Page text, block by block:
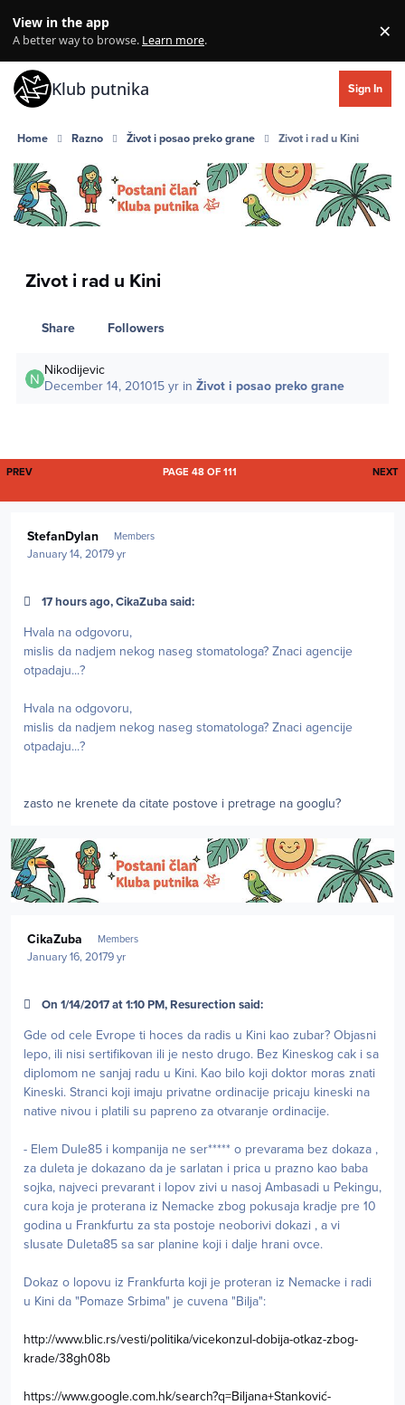
View in the app
A better way to browse. Learn more. ×
Klub putnika Sign In
Home Razno Život i posao preko grane Zivot i rad u Kini
Zivot i rad u Kini
Share Followers
Nikodijevic
December 14, 201015 yr inŽivot i posao preko grane
FIRST PAGE
PREV NEXT
PAGE 48 OF 111
StefanDylan Members
January 14, 20179 yr
17 hours ago, CikaZuba said:
Hvala na odgovoru,
mislis da nadjem nekog naseg stomatologa? Znaci agencije
otpadaju...?
Hvala na odgovoru,
mislis da nadjem nekog naseg stomatologa? Znaci agencije
otpadaju...?
zasto ne krenete da citate postove i pretrage na googlu?
CikaZuba Members
January 16, 20179 yr
On 1/14/2017 at 1:10 PM, Resurection said:
Gde od cele Evrope ti hoces da radis u Kini kao zubar? Objasni
lepo, ili nisi sertifikovan ili je nesto drugo. Bez Kineskog cak i sa
diplomom ne sanjaj radu u Kini. Kao bilo koji doktor moras znati
Kineski. Stranci koji imaju privatne ordinacije pricaju kineski na
native nivou i platili su papreno za otvaranje ordinacije.
- Elem Dule85 i kompanija ne ser***** o prevarama bez dokaza ,
za duleta je dokazano da je sarlatan i prica u prazno kao baba
sojka, najveci prevarant i lopov zivi u nasoj Ambasadi u Pekingu,
cura koja je proterana iz Nemacke zbog pokusaja kradje pre 10
godina u Frankfurtu za sta postoje neoborivi dokazi , a vi
slusate Duleta85 sa sar planine koji i dalje hrani ovce.
Dokaz o lopovu iz Frankfurta koji je proteran iz Nemacke i radi
u Kini da "Pomaze Srbima" je cuvena "Bilja":
http://www.blic.rs/vesti/politika/vicekonzul-dobija-otkaz-zbog-
krade/38gh08b
https://www.google.com.hk/search?q=Biljana+Stanković-